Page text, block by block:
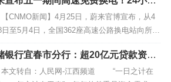
览器官宣下月退役，IE兼容是终极解
案吗？
快报讯（记者 蔡梦莹 王益）1995 年，微软推
IE 浏览器，作为 Windows95 的默认浏览器，
度占据全球浏览器市场 95% 的份额。27 年
多年以来，IE 一直被吐槽慢、卡、不好用，但
上当受骗！临沂多地公安、镇政府发
急提醒
年底，各类骗局又开始轮番上演，且花样不断